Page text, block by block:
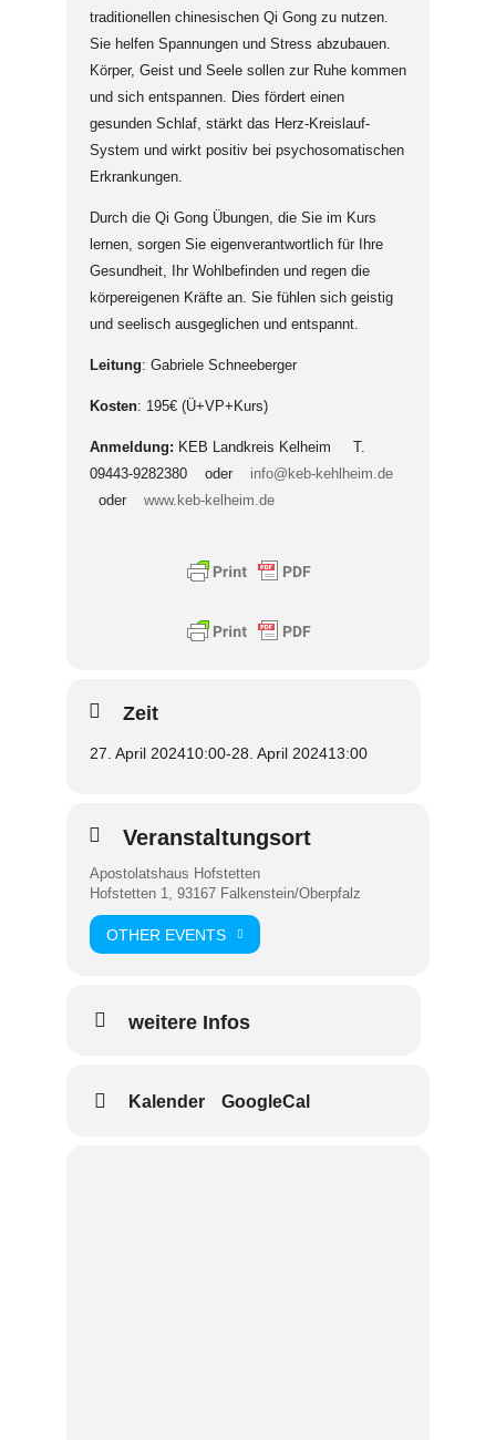
traditionellen chinesischen Qi Gong zu nutzen.
Sie helfen Spannungen und Stress abzubauen.
Körper, Geist und Seele sollen zur Ruhe kommen
und sich entspannen. Dies fördert einen
gesunden Schlaf, stärkt das Herz-Kreislauf-
System und wirkt positiv bei psychosomatischen
Erkrankungen.
Durch die Qi Gong Übungen, die Sie im Kurs
lernen, sorgen Sie eigenverantwortlich für Ihre
Gesundheit, Ihr Wohlbefinden und regen die
körpereigenen Kräfte an. Sie fühlen sich geistig
und seelisch ausgeglichen und entspannt.
Leitung: Gabriele Schneeberger
Kosten: 195€ (Ü+VP+Kurs)
Anmeldung: KEB Landkreis Kelheim T.
09443-9282380 oder info@keb-kehlheim.de
oder www.keb-kelheim.de
Zeit
27. April 202410:00-28. April 202413:00
Veranstaltungsort
Apostolatshaus Hofstetten
Hofstetten 1, 93167 Falkenstein/Oberpfalz
OTHER EVENTS
weitere Infos
Kalender GoogleCal